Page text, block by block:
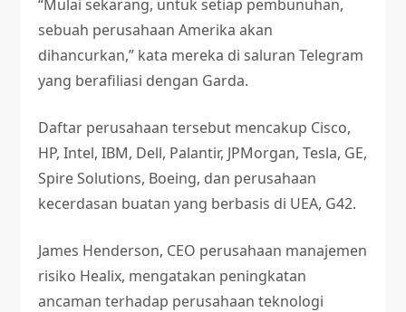
“Mulai sekarang, untuk setiap pembunuhan,
sebuah perusahaan Amerika akan
dihancurkan,” kata mereka di saluran Telegram
yang berafiliasi dengan Garda.
Daftar perusahaan tersebut mencakup Cisco,
HP, Intel, IBM, Dell, Palantir, JPMorgan, Tesla, GE,
Spire Solutions, Boeing, dan perusahaan
kecerdasan buatan yang berbasis di UEA, G42.
James Henderson, CEO perusahaan manajemen
risiko Healix, mengatakan peningkatan
ancaman terhadap perusahaan teknologi